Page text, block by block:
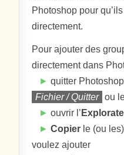
Photoshop pour
directement.
Pour ajouter des
directement dans
► quitter
Fichier / Quitter ou
► ouvrir l’
► Copier le (ou
voulez ajouter